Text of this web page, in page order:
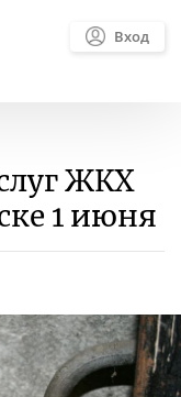
Вход
ЖКХ
1 июня